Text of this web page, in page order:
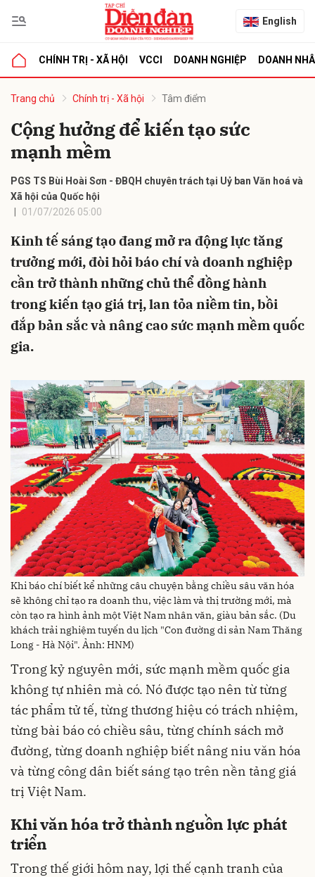
English
CHÍNH TRỊ - XÃ HỘI VCCI DOANH NGHIỆP DOANH
Trang chủ Chính trị - Xã hội Tâm điểm
Cộng hưởng để kiến tạo sức
mạnh mềm
PGS TS Bùi Hoài Sơn - ĐBQH chuyên trách tại Uỷ ban Văn hoá và
Xã hội của Quốc hội
01/07/2026 05:00
Kinh tế sáng tạo đang mở ra động lực tăng
trưởng mới, đòi hỏi báo chí và doanh nghiệp
cần trở thành những chủ thể đồng hành
trong kiến tạo giá trị, lan tỏa niềm tin, bồi
đắp bản sắc và nâng cao sức mạnh mềm quốc
gia.
Khi báo chí biết kể những câu chuyện bằng chiều sâu văn hóa
sẽ không chỉ tạo ra doanh thu, việc làm và thị trường mới, mà
còn tạo ra hình ảnh một Việt Nam nhân văn, giàu bản sắc. (Du
khách trải nghiệm tuyến du lịch "Con đường di sản Nam Thăng
Long - Hà Nội". Ảnh: HNM)
Trong kỷ nguyên mới, sức mạnh mềm quốc gia
không tự nhiên mà có. Nó được tạo nên từ từng
tác phẩm tử tế, từng thương hiệu có trách nhiệm,
từng bài báo có chiều sâu, từng chính sách mở
đường, từng doanh nghiệp biết nâng niu văn hóa
và từng công dân biết sáng tạo trên nền tảng giá
trị Việt Nam.
Khi văn hóa trở thành nguồn lực phát
triển
Trong thế giới hôm nay, lợi thế cạnh tranh của
luận
Hủy